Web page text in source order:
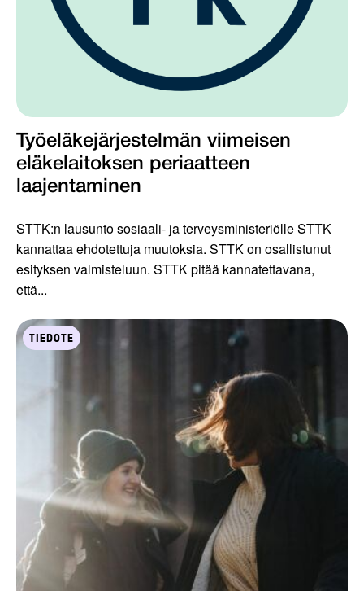
Työeläkejärjestelmän viimeisen
eläkelaitoksen periaatteen
laajentaminen
STTK:n lausunto sosiaali- ja terveysministeriölle STTK
kannattaa ehdotettuja muutoksia. STTK on osallistunut
esityksen valmisteluun. STTK pitää kannatettavana,
että...
TIEDOTE